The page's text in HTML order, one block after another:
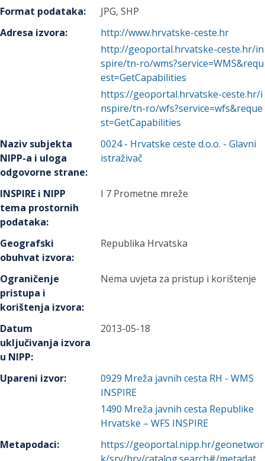
Format podataka:
JPG, SHP
Adresa izvora:
http://www.hrvatske-ceste.hr
http://geoportal.hrvatske-ceste.hr/in
spire/tn-ro/wms?service=WMS&requ
est=GetCapabilities
https://geoportal.hrvatske-ceste.hr/i
nspire/tn-ro/wfs?service=wfs&reque
st=GetCapabilities
Naziv subjekta
NIPP-a i uloga
odgovorne strane:
0024- Hrvatske ceste d.o.o. - Glavni
istraživač
INSPIRE i NIPP
tema prostornih
podataka:
I 7 Prometne mreže
Geografski
obuhvat izvora:
Republika Hrvatska
Ograničenje
pristupa i
korištenja izvora:
Nema uvjeta za pristup i korištenje
Datum
uključivanja izvora
u NIPP:
2013-05-18
Upareni izvor: 0929 Mreža javnih cesta RH - WMS
INSPIRE
1490 Mreža javnih cesta Republike
Hrvatske – WFS INSPIRE
Metapodaci:
https://geoportal.nipp.hr/geonetwor